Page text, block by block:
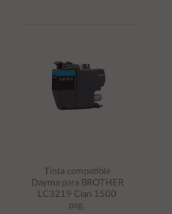
Tinta compatible
Dayma para BROTHER
LC3219 Cian 1500
pag.